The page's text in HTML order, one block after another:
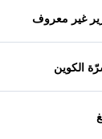
غير معروف